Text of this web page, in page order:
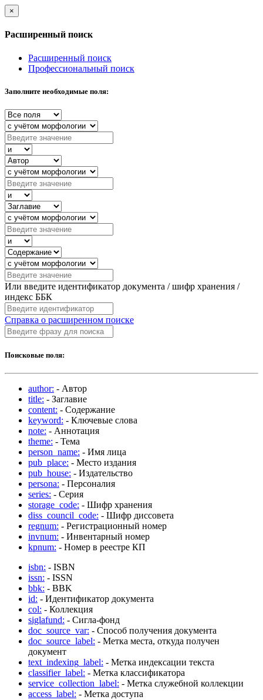
×
Расширенный поиск
Расширенный поиск
Профессиональный поиск
Заполните необходимые поля:
Или введите идентификатор документа / шифр хранения /
индекс ББК
Справка о расширенном поиске
Поисковые поля:
author: - Автор
title: - Заглавие
content: - Содержание
keyword: - Ключевые слова
note: - Аннотация
theme: - Тема
person_name: - Имя лица
pub_place: - Место издания
pub_house: - Издательство
persona: - Персоналия
series: - Серия
storage_code: - Шифр хранения
diss_council_code: - Шифр диссовета
regnum: - Регистрационный номер
invnum: - Инвентарный номер
kpnum: - Номер в реестре КП
isbn: - ISBN
issn: - ISSN
bbk: - BBK
id: - Идентификатор документа
col: - Коллекция
siglafund: - Сигла-фонд
doc_source_var: - Способ получения документа
doc_source_label: - Метка места, откуда получен
документ
text_indexing_label: - Метка индексации текста
classifier_label: - Метка классификатора
service_collection_label: - Метка служебной коллекции
access_label: - Метка доступа